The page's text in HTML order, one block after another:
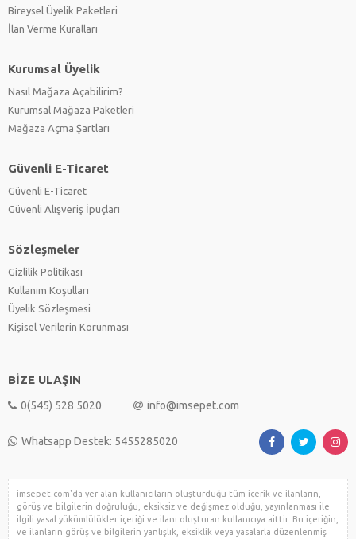
Bireysel Üyelik Paketleri
İlan Verme Kuralları
Kurumsal Üyelik
Nasıl Mağaza Açabilirim?
Kurumsal Mağaza Paketleri
Mağaza Açma Şartları
Güvenli E-Ticaret
Güvenli E-Ticaret
Güvenli Alışveriş İpuçları
Sözleşmeler
Gizlilik Politikası
Kullanım Koşulları
Üyelik Sözleşmesi
Kişisel Verilerin Korunması
BİZE ULAŞIN
0(545) 528 5020 info@imsepet.com
Whatsapp Destek: 5455285020
imsepet.com'da yer alan kullanıcıların oluşturduğu tüm içerik ve ilanların,
görüş ve bilgilerin doğruluğu, eksiksiz ve değişmez olduğu, yayınlanması ile
ilgili yasal yükümlülükler içeriği ve ilanı oluşturan kullanıcıya aittir. Bu içeriğin,
ve ilanların görüş ve bilgilerin yanlışlık, eksiklik veya yasalarla düzenlenmiş